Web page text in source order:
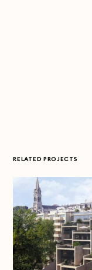
RELATED PROJECTS